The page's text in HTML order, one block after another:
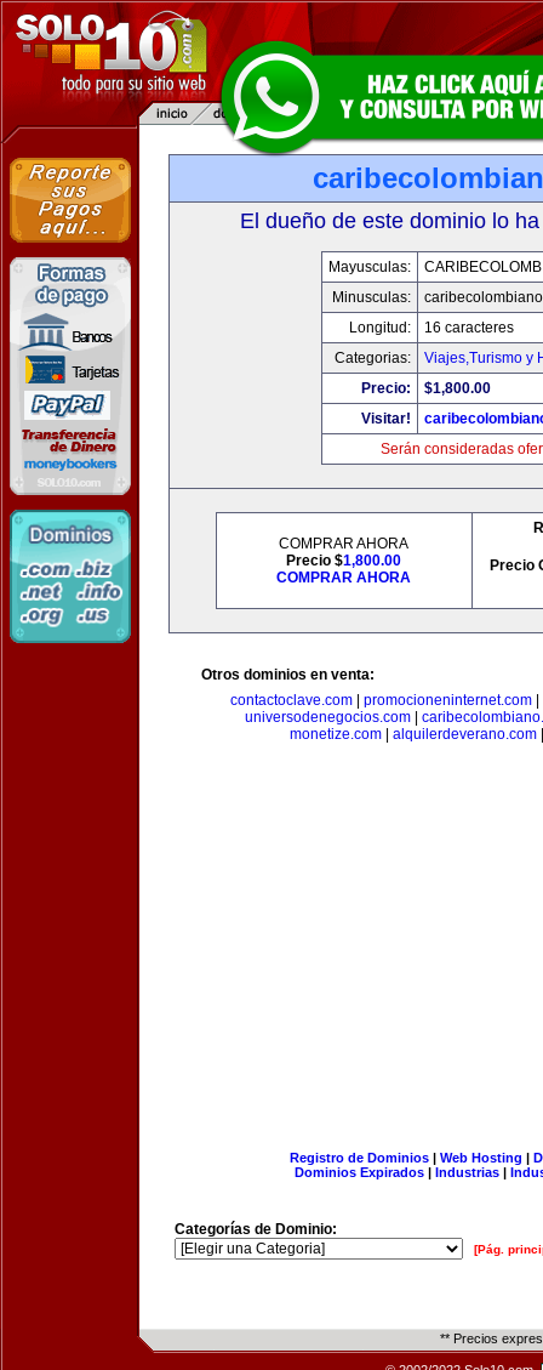
El dueño de este dominio lo
Mayusculas:
Minusculas:
Longitud:
16 caracteres
Categorias:
Viajes,Turismo y
Precio:
$1,800.00
Visitar!
Serán consideradas
COMPRAR AHORA
Precio $1,800.00
COMPRAR AHORA
Precio
Otros dominios en venta:
contactoclave.com| promocioneninternet.com|
universodenegocios.com|
monetize.com
alquilerdeverano.com
Registro de Dominios| Web Hosting |
Dominios Expirados | Industrias |
Categorías de Dominio:
[Pág.
** Precios